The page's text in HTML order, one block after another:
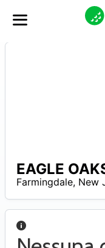
EAGLE
Farmingdale, New